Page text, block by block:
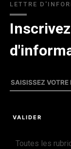
LETTRE
Toutes les